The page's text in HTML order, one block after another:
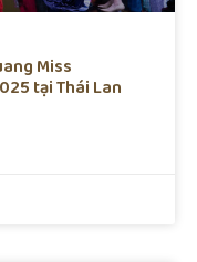
Miss
tại Thái Lan